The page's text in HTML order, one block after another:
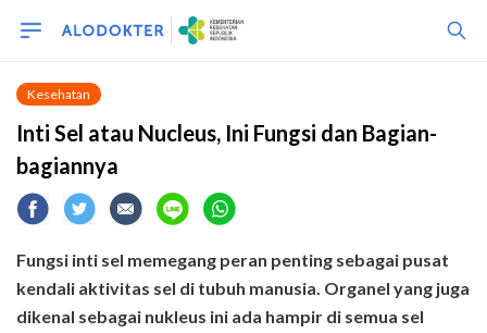
Kesehatan
Inti Sel atau Nucleus, Ini Fungsi dan Bagian-
bagiannya
Fungsi inti sel memegang peran penting sebagai pusat
kendali aktivitas sel di tubuh manusia. Organel yang juga
dikenal sebagai nukleus ini ada hampir di semua sel